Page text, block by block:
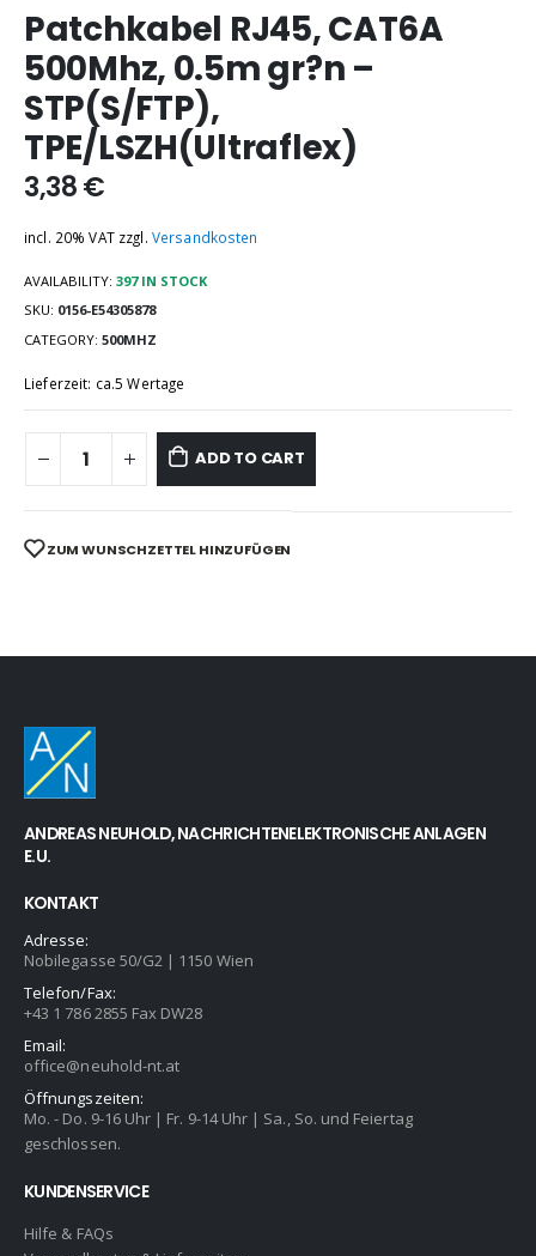
Patchkabel RJ45, CAT6A
500Mhz, 0.5m gr?n –
STP(S/FTP),
TPE/LSZH(Ultraflex)
3,38€
incl. 20% VAT zzgl. Versandkosten
AVAILABILITY: 397 IN STOCK
SKU: 0156-E54305878
CATEGORY: 500MHZ
Lieferzeit: ca.5 Wertage
ADD TO CART
ZUM WUNSCHZETTEL HINZUFÜGEN
ANDREAS NEUHOLD, NACHRICHTENELEKTRONISCHE ANLAGEN
E.U.
KONTAKT
Adresse:
Nobilegasse 50/G2 | 1150 Wien
Telefon/Fax:
+43 1 786 2855 Fax DW28
Email:
office@neuhold-nt.at
Öffnungszeiten:
Mo. - Do. 9-16 Uhr | Fr. 9-14 Uhr | Sa., So. und Feiertag
geschlossen.
KUNDENSERVICE
Hilfe & FAQs